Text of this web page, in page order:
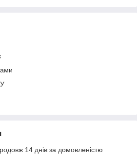
14 днів за домовленістю